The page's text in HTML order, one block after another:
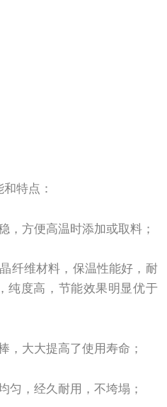
特点：
，方便高温时添加或取料；
纤维材料，保温性能好，耐
纯度高，节能效果明显优于
，大大提高了使用寿命；
匀，经久耐用，不垮塌；